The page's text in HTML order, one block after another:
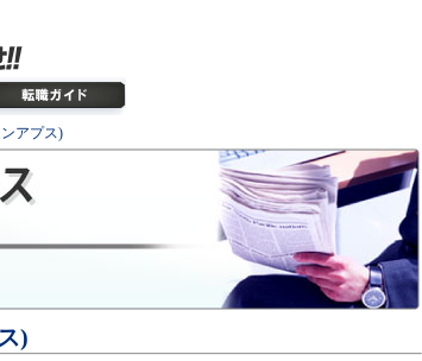
ンアプス)
)